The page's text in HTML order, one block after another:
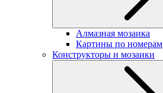
Алмазная мозаика
Картины по номерам
Конструкторы и мозаики